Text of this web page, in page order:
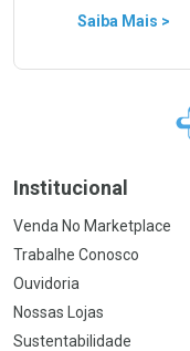
Saiba Mais >
Ir
Institucional
Venda No Marketplace
Trabalhe Conosco
Ouvidoria
Nossas Lojas
Sustentabilidade